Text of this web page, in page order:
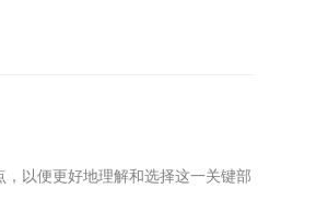
以便更好地理解和选择这一关键部